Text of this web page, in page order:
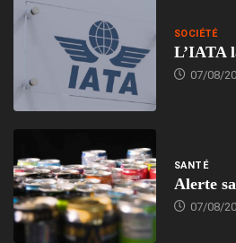
SOCIÉTÉ
L’IATA
07/08/
SANTÉ
Alerte
07/08/